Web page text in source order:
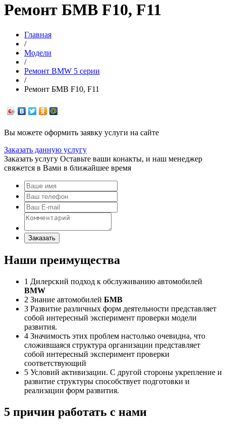
Ремонт БМВ F10, F11
Главная
/
Модели
/
Ремонт BMW 5 серии
/
Ремонт БМВ F10, F11
Вы можете оформить заявку услуги на сайте
Заказать данную услугу
Заказать услугу Оставьте ваши конакты, и наш менеджер
свяжется в Вами в ближайшее время
Заказать
Наши преимущества
1 Дилерский подход к обслуживанию автомобилей
BMW
2 Знание автомобилей БМВ
3 Развитие различных форм деятельности представляет
собой интересный эксперимент проверки модели
развития.
4 Значимость этих проблем настолько очевидна, что
сложившаяся структура организации представляет
собой интересный эксперимент проверки
соответствующий
5 Условий активизации. С другой стороны укрепление и
развитие структуры способствует подготовки и
реализации форм развития.
5 причин работать с нами